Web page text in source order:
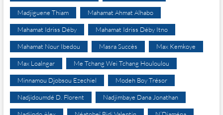
Madjiguene Thiam Mahamat Ahmat Alhabo
Mahamat Idriss Déby Mahamat Idriss Déby Itno
Mahamat Nour Ibedou Masra Succès Max Kemkoye
Max Loalngar Me Tchang Wei Tchang Houloulou
Minnamou Djobsou Ezechiel Modeh Boy Trésor
Nadjidoumdé D. Florent Nadjimbaye Dana Jonathan